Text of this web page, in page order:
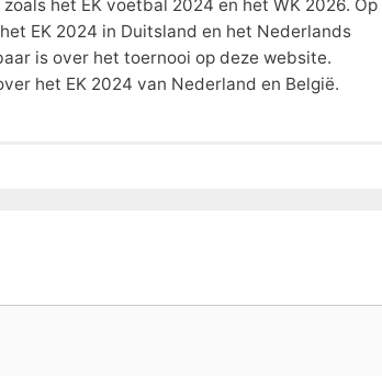
het EK voetbal 2024 en het WK 2026. Op
EK 2024 in Duitsland en het Nederlands
is over het toernooi op deze website.
het EK 2024 van Nederland en België.